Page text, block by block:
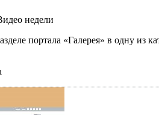
недели
портала «Галерея» в одну из